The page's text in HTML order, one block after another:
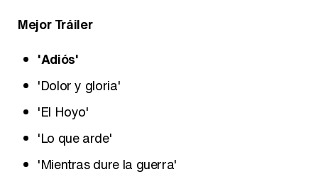
Mejor Tráiler
'Adiós'
'Dolor y gloria'
'El Hoyo'
'Lo que arde'
'Mientras dure la guerra'